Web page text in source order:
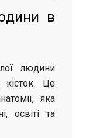
в
людини
Це
яка
освіті та